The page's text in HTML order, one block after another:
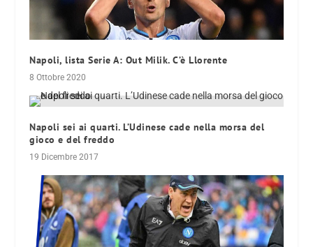
Napoli, lista Serie A: Out Milik. C’è Llorente
8 Ottobre 2020
Napoli sei ai quarti. L’Udinese cade nella morsa del
gioco e del freddo
19 Dicembre 2017